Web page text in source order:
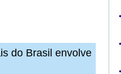
do Brasil envolve